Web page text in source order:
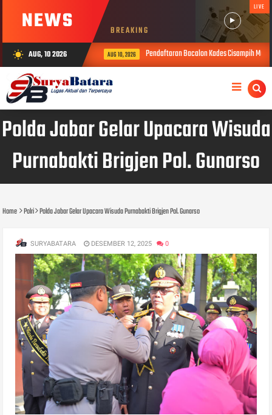
NEWS BREAKING
LIVE
wb_sunny AUG, 10 2026 AUG 10, 2026 Pendaftaran Bacalon Kades Cisampih
Polda Jabar Gelar Upacara Wisuda
Purnabakti Brigjen Pol. Gunarso
Home Polri Polda Jabar Gelar Upacara Wisuda Purnabakti Brigjen Pol. Gunarso
SURYABATARA DESEMBER 12, 2025 0